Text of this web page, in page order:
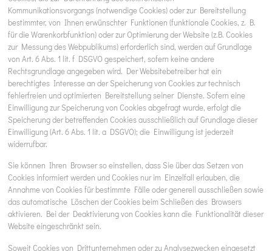
Kommunikationsvorgangs (notwendige Cookies) oder zur Bereitstellung
bestimmter, von Ihnen erwünschter Funktionen (funktionale Cookies, z. B.
für die Warenkorbfunktion) oder zur Optimierung der Website (z.B. Cookies
zur Messung des Webpublikums) erforderlich sind, werden auf Grundlage
von Art. 6 Abs. 1 lit. f DSGVO gespeichert, sofern keine andere
Rechtsgrundlage angegeben wird. Der Websitebetreiber hat ein
berechtigtes Interesse an der Speicherung von Cookies zur technisch
fehlerfreien und optimierten Bereitstellung seiner Dienste. Sofern eine
Einwilligung zur Speicherung von Cookies abgefragt wurde, erfolgt die
Speicherung der betreffenden Cookies ausschließlich auf Grundlage dieser
Einwilligung (Art. 6 Abs. 1 lit. a DSGVO); die Einwilligung ist jederzeit
widerrufbar.
Sie können Ihren Browser so einstellen, dass Sie über das Setzen von
Cookies informiert werden und Cookies nur im Einzelfall erlauben, die
Annahme von Cookies für bestimmte Fälle oder generell ausschließen sowie
das automatische Löschen der Cookies beim Schließen des Browsers
aktivieren. Bei der Deaktivierung von Cookies kann die Funktionalität dieser
Website eingeschränkt sein.
Soweit Cookies von Drittunternehmen oder zu Analysezwecken eingesetzt